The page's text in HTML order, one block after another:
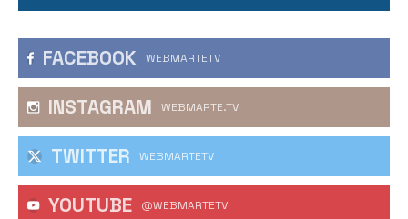
FACEBOOK WEBMARTETV
INSTAGRAM WEBMARTE.TV
TWITTER WEBMARTETV
YOUTUBE @WEBMARTETV